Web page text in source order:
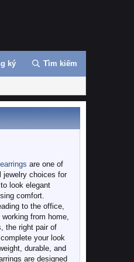
ký Tìm kiếm
are one of
jewelry choices for
look elegant
comfort.
to the office,
from home,
the right pair of
your look
durable, and
are designed